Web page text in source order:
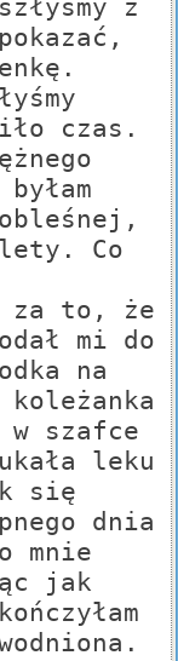
z
czas.
Co
za to, że
mi do
na
w szafce
leku
się
dnia
mnie
jak